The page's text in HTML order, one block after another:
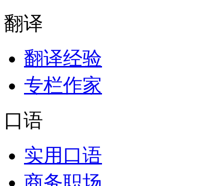
翻译
翻译经验
专栏作家
口语
实用口语